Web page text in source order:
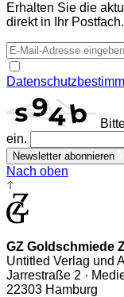
Erhalten Sie die
direkt in Ihr Postfach.
ein.
Newsletter abonnieren
Nach oben
GZ Goldschmiede
Untitled Verlag und
Jarrestraße 2 ·
22303 Hamburg